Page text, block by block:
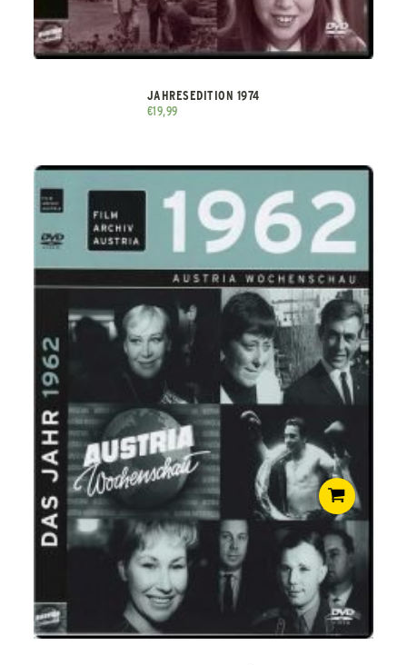
JAHRESEDITION 1974
€19,99